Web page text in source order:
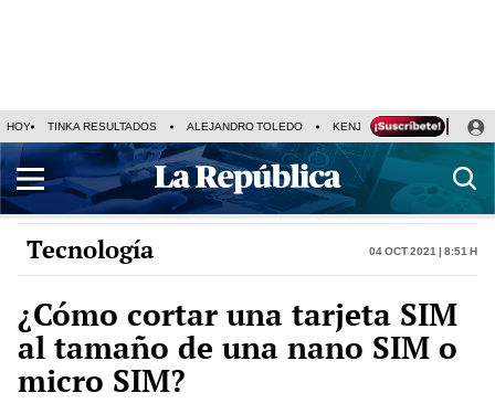
HOY TINKA RESULTADOS ALEJANDRO TOLEDO KENJI FUJIMORI
Tecnología 04 Oct 2021 | 8:51 h
¿Cómo cortar una tarjeta SIM
al tamaño de una nano SIM o
micro SIM?